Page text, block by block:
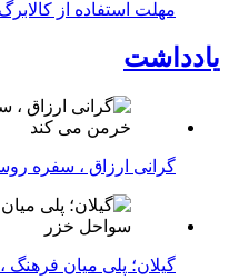
مهلت استفاده از
یادداشت
گرانی ارزاق ، سفره
گیلان؛ پلی میان فرهنگ